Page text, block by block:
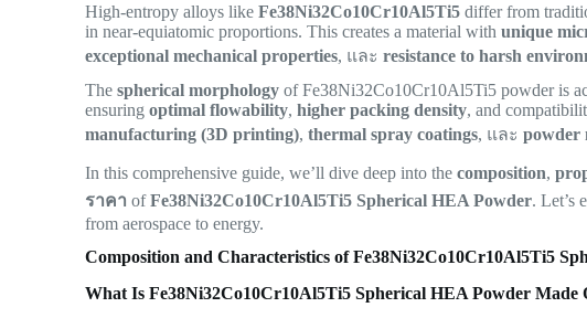
High-entropy alloys likeFe38Ni32Co10Cr10Al5Ti5 differ from
in near-equiatomic proportions. This creates a material withunique
exceptional mechanical properties, และresistance to harsh
Thespherical morphology of Fe38Ni32Co10Cr10Al5Ti5 powder is
ensuringoptimal flowability,higher packing density, and
manufacturing (3D printing),thermal spray coatings, และpowder
In this comprehensive guide, we’ll dive deep into thecomposition,
ราคา ofFe38Ni32Co10Cr10Al5Ti5 Spherical HEA Powder. Let’s
from aerospace to energy.
Composition and Characteristics of Fe38Ni32Co10Cr10Al5Ti5
What Is Fe38Ni32Co10Cr10Al5Ti5 Spherical HEA Powder Made